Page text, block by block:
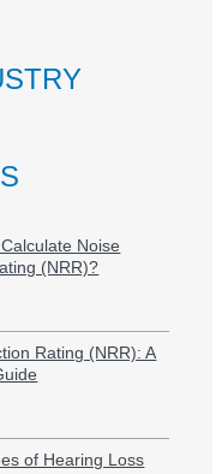
Noise
(NRR)?
Rating (NRR): A
of Hearing Loss